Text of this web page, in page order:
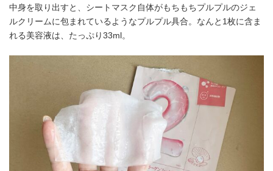
中身を取り出すと、シートマスク自体がもちもちプルプルのジェ
ルクリームに包まれているようなプルプル具合。なんと1枚に含ま
れる美容液は、たっぷり33ml。